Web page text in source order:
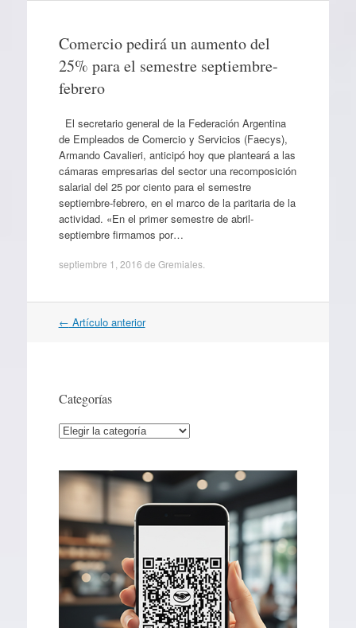
Comercio pedirá un aumento del
25% para el semestre septiembre-
febrero
El secretario general de la Federación Argentina
de Empleados de Comercio y Servicios (Faecys),
Armando Cavalieri, anticipó hoy que planteará a las
cámaras empresarias del sector una recomposición
salarial del 25 por ciento para el semestre
septiembre-febrero, en el marco de la paritaria de la
actividad. «En el primer semestre de abril-
septiembre firmamos por…
septiembre 1, 2016 de Gremiales.
Navegación
← Artículo anterior
Categorías
Categorías